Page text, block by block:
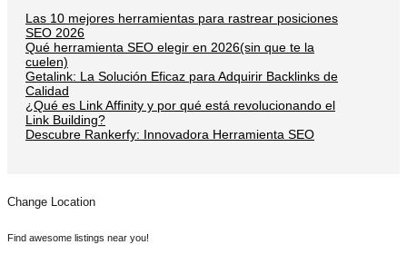
Las 10 mejores herramientas para rastrear posiciones
SEO 2026
Qué herramienta SEO elegir en 2026(sin que te la
cuelen)
Getalink: La Solución Eficaz para Adquirir Backlinks de
Calidad
¿Qué es Link Affinity y por qué está revolucionando el
Link Building?
Descubre Rankerfy: Innovadora Herramienta SEO
Change Location
Find awesome listings near you!